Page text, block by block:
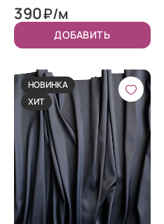
390₽/м
ДОБАВИТЬ
НОВИНКА
ХИТ